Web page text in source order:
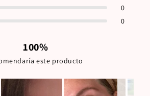
estrellas 0
estrellas 0
100%
este producto